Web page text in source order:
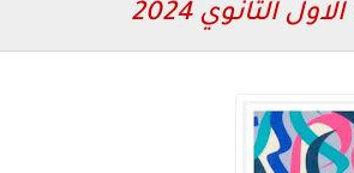
الثانوي 2024